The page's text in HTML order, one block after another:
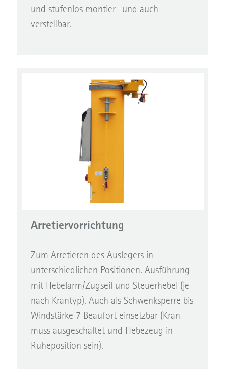
und stufenlos montier- und auch
verstellbar.
Arretiervorrichtung
Zum Arretieren des Auslegers in
unterschiedlichen Positionen. Ausführung
mit Hebelarm/Zugseil und Steuerhebel (je
nach Krantyp). Auch als Schwenksperre bis
Windstärke 7 Beaufort einsetzbar (Kran
muss ausgeschaltet und Hebezeug in
Ruheposition sein).